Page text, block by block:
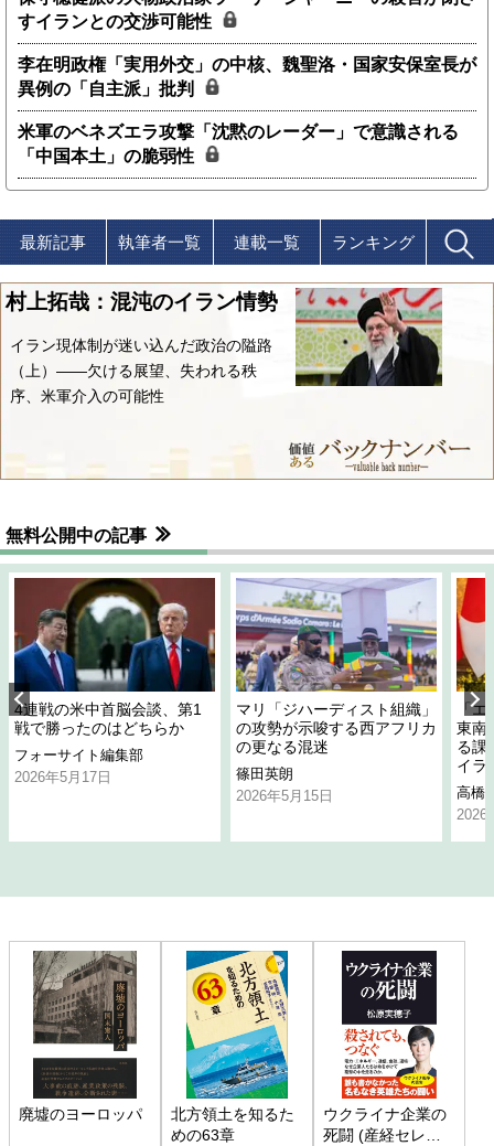
すイランとの交渉可能性
李在明政権「実用外交」の中核、魏聖洛・国家安保室長が
異例の「自主派」批判
米軍のベネズエラ攻撃「沈黙のレーダー」で意識される
「中国本土」の脆弱性
最新記事 執筆者一覧 連載一覧 ランキング
村上拓哉：混沌のイラン情勢
イラン現体制が迷い込んだ政治の隘路
（上）――欠ける展望、失われる秩
序、米軍介入の可能性
無料公開中の記事
4連戦の米中首脳会談、第1
戦で勝ったのはどちらか
フォーサイト編集部
2026年5月17日
マリ「ジハーディスト組織」
の攻勢が示唆する西アフリカ
の更なる混迷
篠田英朗
2026年5月15日
「
東南
る課
イラ
高橋
2026
廃墟のヨーロッパ
北方領土を知るた
めの63章
ウクライナ企業の
死闘 (産経セレク